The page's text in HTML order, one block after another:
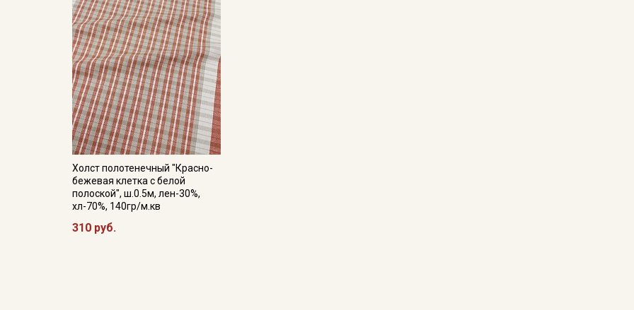
Холст полотенечный "Красно-
бежевая клетка с белой
полоской", ш.0.5м, лен-30%,
хл-70%, 140гр/м.кв
310 руб.